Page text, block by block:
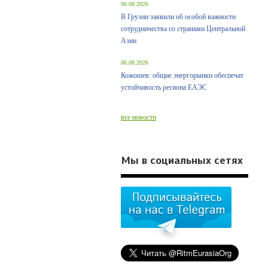
06.08.2026
В Грузии заявили об особой важности
сотрудничества со странами Центральной
Азии
06.08.2026
Кожошев: общие энергорынки обеспечат
устойчивость региона ЕАЭС
все новости
Мы в социальных сетях